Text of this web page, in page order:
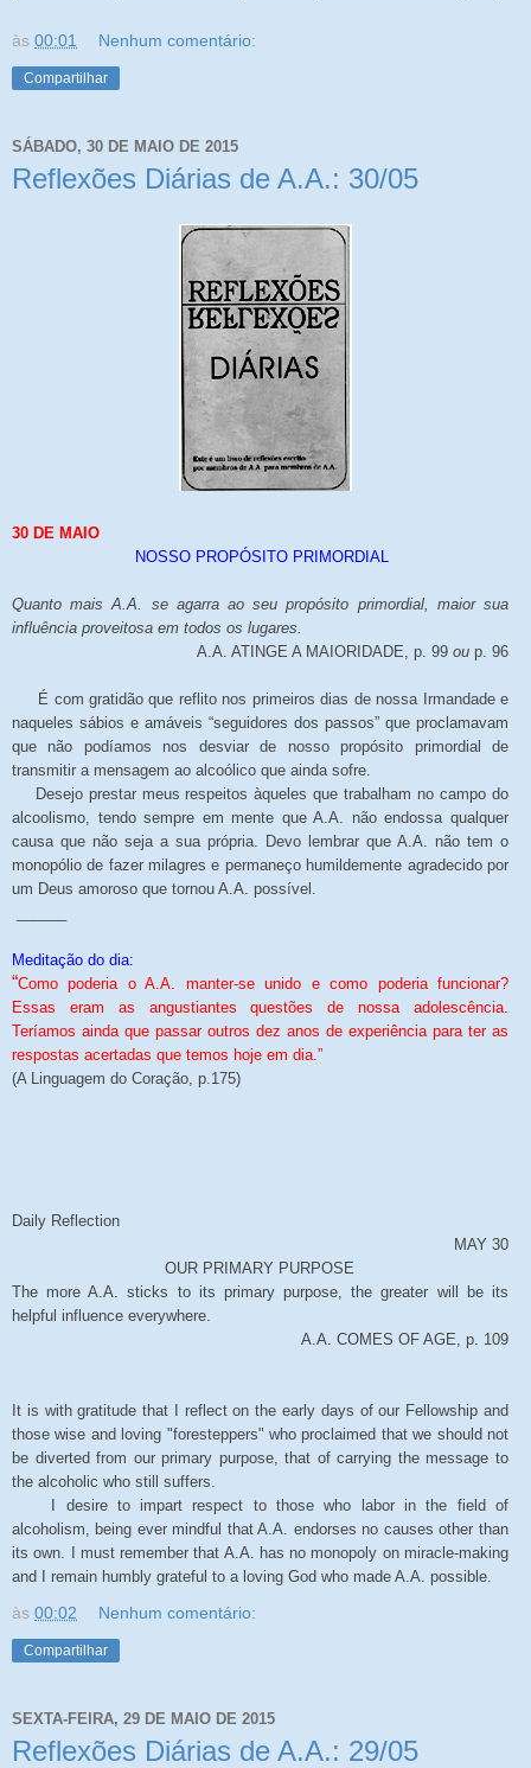
às 00:01 Nenhum comentário:
Compartilhar
SÁBADO, 30 DE MAIO DE 2015
Reflexões Diárias de A.A.: 30/05
30 DE MAIO
NOSSO PROPÓSITO PRIMORDIAL
Quanto mais A.A. se agarra ao seu propósito primordial, maior sua
influência proveitosa em todos os lugares.
A.A. ATINGE A MAIORIDADE, p. 99 oup. 96
É com gratidão que reflito nos primeiros dias de nossa Irmandade e
naqueles sábios e amáveis “seguidores dos passos” que proclamavam
que não podíamos nos desviar de nosso propósito primordial de
transmitir a mensagem ao alcoólico que ainda sofre.
Desejo prestar meus respeitos àqueles que trabalham no campo do
alcoolismo, tendo sempre em mente que A.A. não endossa qualquer
causa que não seja a sua própria. Devo lembrar que A.A. não tem o
monopólio de fazer milagres e permaneço humildemente agradecido por
um Deus amoroso que tornou A.A. possível.
Meditação do dia:
“Como poderia o A.A. manter-se unido e como poderia funcionar?
Essas eram as angustiantes questões de nossa adolescência.
Teríamos ainda que passar outros dez anos de experiência para ter as
respostas acertadas que temos hoje em dia.”
(A Linguagem do Coração, p.175)
Daily Reflection
MAY 30
OUR PRIMARY PURPOSE
The more A.A. sticks to its primary purpose, the greater will be its
helpful influence everywhere.
A.A. COMES OF AGE, p. 109
It is with gratitude that I reflect on the early days of our Fellowship and
those wise and loving "foresteppers" who proclaimed that we should not
be diverted from our primary purpose, that of carrying the message to
the alcoholic who still suffers.
I desire to impart respect to those who labor in the field of
alcoholism, being ever mindful that A.A. endorses no causes other than
its own. I must remember that A.A. has no monopoly on miracle-making
and I remain humbly grateful to a loving God who made A.A. possible.
às 00:02 Nenhum comentário:
Compartilhar
SEXTA-FEIRA, 29 DE MAIO DE 2015
Reflexões Diárias de A.A.: 29/05